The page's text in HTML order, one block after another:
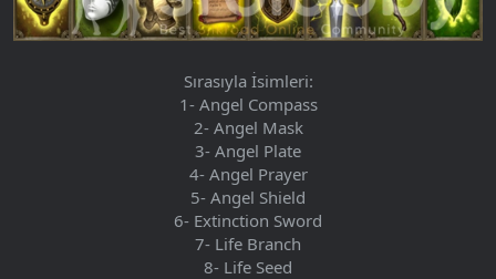
Sırasıyla İsimleri:
1- Angel Compass
2- Angel Mask
3- Angel Plate
4- Angel Prayer
5- Angel Shield
6- Extinction Sword
7- Life Branch
8- Life Seed